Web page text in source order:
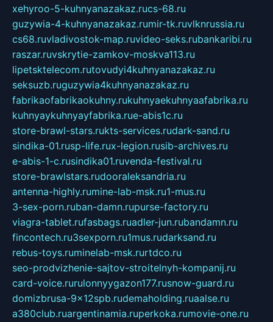
xehyroo-5-kuhnyanazakaz.rucs-68.ru
guzywia-4-kuhnyanazakaz.rumir-tk.ruvlknrussia.ru
cs68.ruvladivostok-map.ruvideo-seks.rubankaribi.ru
raszar.ruvskrytie-zamkov-moskva113.ru
lipetsktelecom.rutovudyi4kuhnyanazakaz.ru
seksuzb.ruguzywia4kuhnyanazakaz.ru
fabrikaofabrikaokuhny.rukuhnyaekuhnyaafabrika.ru
kuhnyaykuhnyayfabrika.rue-abis1c.ru
store-brawl-stars.rukts-services.rudark-sand.ru
sindika-01.rusp-life.rux-legion.rusib-archives.ru
e-abis-1-c.rusindika01.ruvenda-festival.ru
store-brawlstars.rudooraleksandria.ru
antenna-highly.rumine-lab-msk.ru1-mus.ru
3-sex-porn.ruban-damn.rupurse-factory.ru
viagra-tablet.rufasbags.ruadler-jun.rubandamn.ru
fincontech.ru3sexporn.ru1mus.rudarksand.ru
rebus-toys.ruminelab-msk.rurtdco.ru
seo-prodvizhenie-sajtov-stroitelnyh-kompanij.ru
card-voice.rurulonnyygazon177.rusnow-guard.ru
domizbrusa-9x12spb.rudemaholding.ruaalse.ru
a380club.ruargentinamia.ruperkoka.rumovie-one.ru